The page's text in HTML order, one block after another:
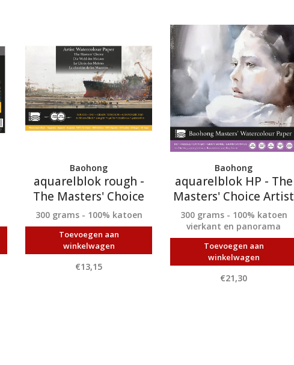
Baohong
aquarelblok rough -
The Masters' Choice
Artist
300 grams - 100% katoen
Toevoegen aan
winkelwagen
€13,15
Baohong
aquarelblok HP - The
Masters' Choice Artist
300 grams - 100% katoen
vierkant en panorama
Toevoegen aan
winkelwagen
€21,30